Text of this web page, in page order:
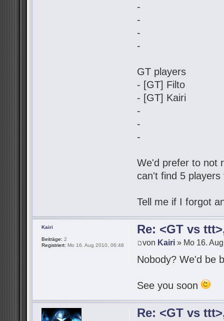
-
-
-
-
GT players
- [GT] Filto
- [GT] Kairi
-
-
-
We'd prefer to not
can't find 5
Tell me if I forgot
Re: <GT vs
von Kairi » Mo 16.
Nobody? We'd be
See you soon
Kairi
Beiträge: 2
Registriert: Mo 16. Aug 2010, 06:48
Re: <GT vs